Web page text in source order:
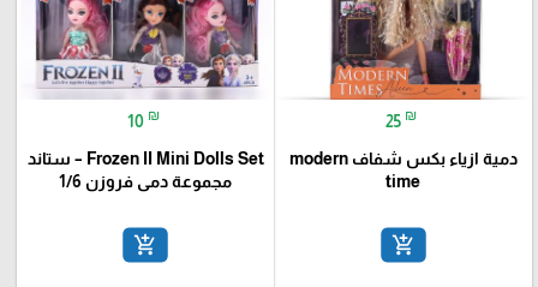
25 ₪
دمية ازياء بكس شفاف modern
time
add_shopping_cart
10 ₪
Frozen II Mini Dolls Set – ستاند
مجموعة دمى فروزن 1/6
add_shopping_cart